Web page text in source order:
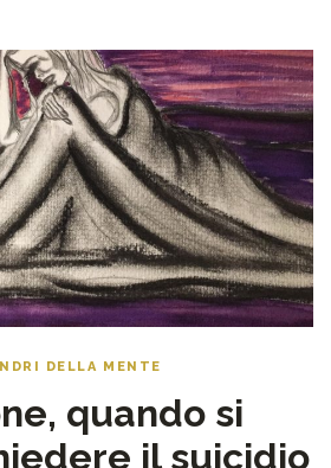
DELLA MENTE
quando si
il suicidio